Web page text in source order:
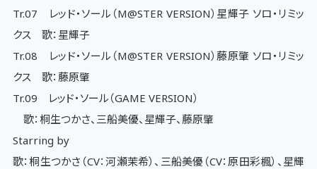
Tr.07 レッド・ソール（M@STER VERSION）星輝子 ソロ・リミッ
クス 歌：星輝子
Tr.08 レッド・ソール（M@STER VERSION）藤原肇 ソロ・リミッ
クス 歌：藤原肇
Tr.09 レッド・ソール（GAME VERSION）
歌：桐生つかさ、三船美優、星輝子、藤原肇
Starring by
歌：桐生つかさ（CV：河瀬茉希）、三船美優（CV：原田彩楓）、星輝